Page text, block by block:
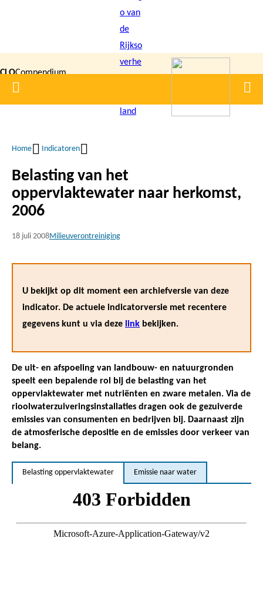
inhoud
gaan
CLOCompendium
voor de
Home
Kruimelpad
Home Indicatoren
Belasting van het
oppervlaktewater naar herkomst,
2006
18 juli 2008Milieuverontreiniging
U bekijkt op dit moment een archiefversie van deze
indicator. De actuele indicatorversie met recentere
gegevens kunt u via deze link bekijken.
De uit- en afspoeling van landbouw- en natuurgronden
speelt een bepalende rol bij de belasting van het
oppervlaktewater met nutriënten en zware metalen. Via de
rioolwaterzuiveringsinstallaties dragen ook de gezuiverde
emissies van consumenten en bedrijven bij. Daarnaast zijn
de atmosferische depositie en de emissies door verkeer van
belang.
Belasting oppervlaktewater Emissie naar water